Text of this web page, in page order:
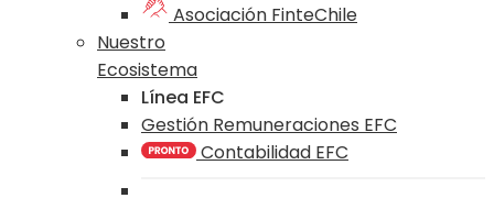
Asociación FinteChile
Nuestro
Ecosistema
Línea EFC
Gestión Remuneraciones EFC
Contabilidad EFC